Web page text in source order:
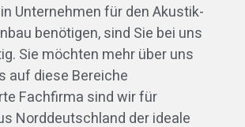
Unternehmen für den Akustik-
benötigen, sind Sie bei uns
Sie möchten mehr über uns
auf diese Bereiche
Fachfirma sind wir für
Norddeutschland der ideale